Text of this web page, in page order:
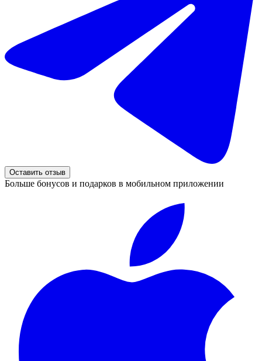
Оставить отзыв
Больше бонусов и подарков в мобильном приложении